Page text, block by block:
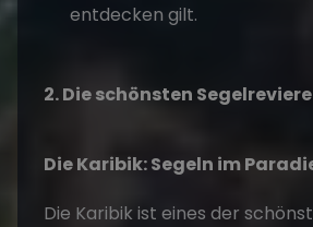
entdecken gilt.
2. Die schönsten
Die Karibik: Segeln im
Die Karibik ist eines der